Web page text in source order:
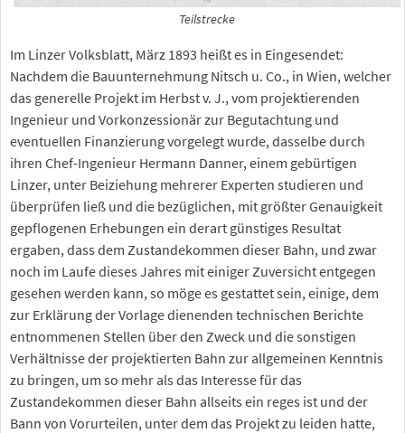
Teilstrecke
Im Linzer Volksblatt, März 1893 heißt es in Eingesendet:
Nachdem die Bauunternehmung Nitsch u. Co., in Wien, welcher
das generelle Projekt im Herbst v. J., vom projektierenden
Ingenieur und Vorkonzessionär zur Begutachtung und
eventuellen Finanzierung vorgelegt wurde, dasselbe durch
ihren Chef-Ingenieur Hermann Danner, einem gebürtigen
Linzer, unter Beiziehung mehrerer Experten studieren und
überprüfen ließ und die bezüglichen, mit größter Genauigkeit
gepflogenen Erhebungen ein derart günstiges Resultat
ergaben, dass dem Zustandekommen dieser Bahn, und zwar
noch im Laufe dieses Jahres mit einiger Zuversicht entgegen
gesehen werden kann, so möge es gestattet sein, einige, dem
zur Erklärung der Vorlage dienenden technischen Berichte
entnommenen Stellen über den Zweck und die sonstigen
Verhältnisse der projektierten Bahn zur allgemeinen Kenntnis
zu bringen, um so mehr als das Interesse für das
Zustandekommen dieser Bahn allseits ein reges ist und der
Bann von Vorurteilen, unter dem das Projekt zu leiden hatte,